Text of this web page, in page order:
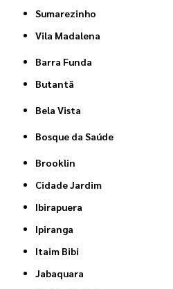
Sumarezinho
Vila Madalena
Barra Funda
Butantã
Bela Vista
Bosque da Saúde
Brooklin
Cidade Jardim
Ibirapuera
Ipiranga
Itaim Bibi
Jabaquara